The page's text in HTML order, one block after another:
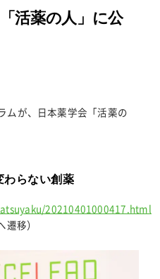
活薬の人」に公
が、日本薬学会「活薬の
わらない創薬
20210401000417.html
移）